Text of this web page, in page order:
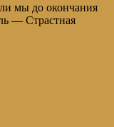
мы до окончания
— Страстная